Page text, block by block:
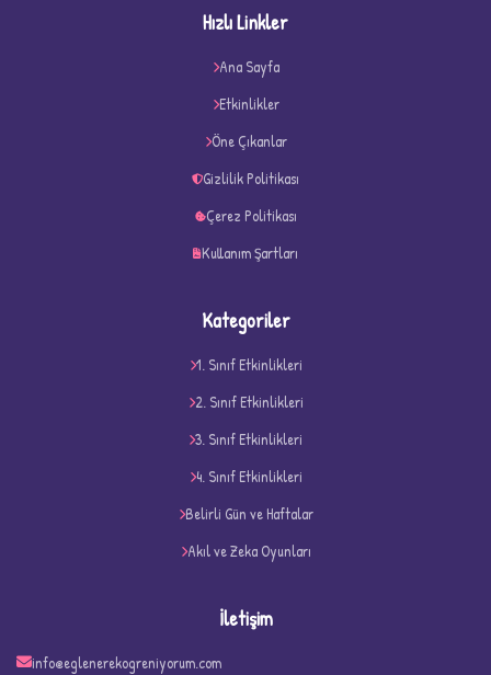
D
Hızlı Linkler
Ana Sayfa
Etkinlikler
Öne Çıkanlar
Gizlilik Politikası
Çerez Politikası
Kullanım Şartları
Kategoriler
1. Sınıf Etkinlikleri
2. Sınıf Etkinlikleri
3. Sınıf Etkinlikleri
4. Sınıf Etkinlikleri
Belirli Gün ve Haftalar
Akıl ve Zeka Oyunları
İletişim
info@eglenerekogreniyorum.com